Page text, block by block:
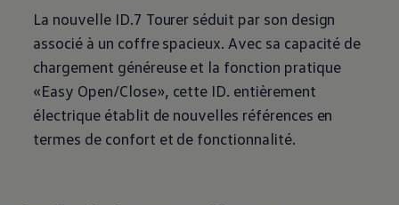
La nouvelle ID.7 Tourer séduit par son design
associé à un coffre spacieux. Avec sa capacité de
chargement généreuse et la fonction pratique
«Easy Open/Close», cette ID. entièrement
électrique établit de nouvelles références en
termes de confort et de fonctionnalité.